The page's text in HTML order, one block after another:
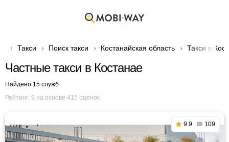
Такси Поиск такси Костанайская область Такси в
Частные такси в Костанае
Найдено 15 служб
Рейтинг: 9 на основе 415 оценок
9.9 109